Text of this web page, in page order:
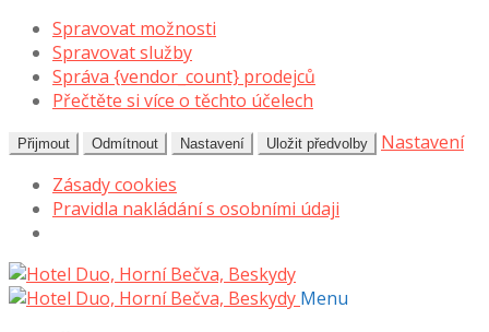
Spravovat možnosti
Spravovat služby
Správa {vendor_count} prodejců
Přečtěte si více o těchto účelech
Přijmout Odmítnout Nastavení Uložit předvolby
Nastavení
Zásady cookies
Pravidla nakládání s osobními údaji
Přeskočit
na
Přejít
k
Menu